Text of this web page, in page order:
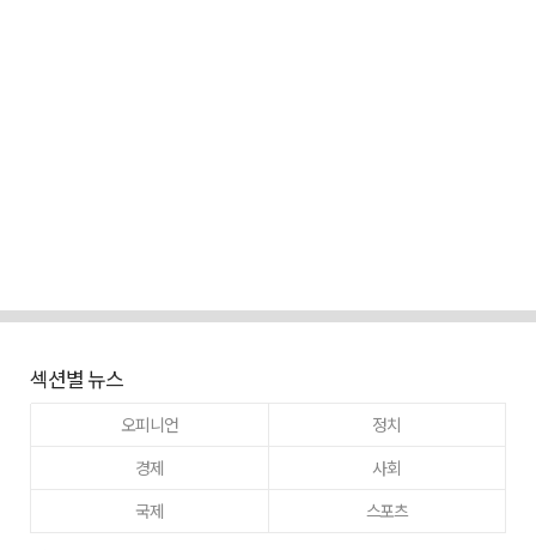
섹션별 뉴스
오피니언
정치
경제
사회
국제
스포츠